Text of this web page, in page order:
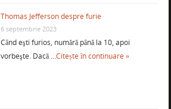
Thomas Jefferson despre furie
6 septembrie 2023
Când eşti furios, numără până la 10, apoi
vorbeşte. Dacă …Citește în continuare »